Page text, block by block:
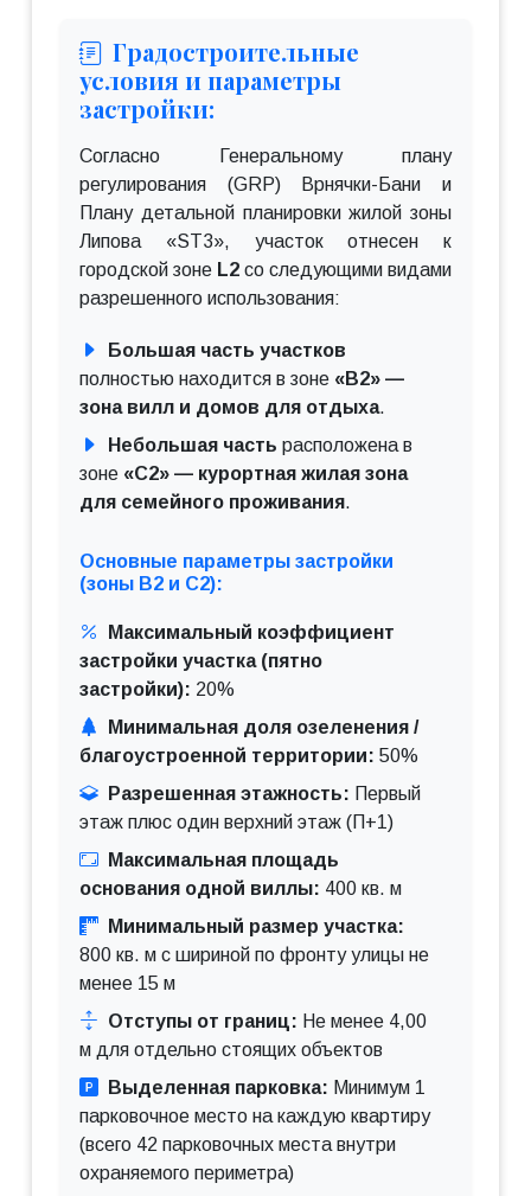
Градостроительные
условия и параметры
застройки:
Согласно Генеральному плану
регулирования (GRP) Врнячки-Бани и
Плану детальной планировки жилой зоны
Липова «ST3», участок отнесен к
городской зоне L2 со следующими видами
разрешенного использования:
Большая часть участков
полностью находится в зоне «B2» —
зона вилл и домов для отдыха.
Небольшая часть расположена в
зоне «C2» — курортная жилая зона
для семейного проживания.
Основные параметры застройки
(зоны B2 и C2):
Максимальный коэффициент
застройки участка (пятно
застройки): 20%
Минимальная доля озеленения /
благоустроенной территории: 50%
Разрешенная этажность: Первый
этаж плюс один верхний этаж (П+1)
Максимальная площадь
основания одной виллы: 400 кв. м
Минимальный размер участка:
800 кв. м с шириной по фронту улицы не
менее 15 м
Отступы от границ: Не менее 4,00
м для отдельно стоящих объектов
Выделенная парковка: Минимум 1
парковочное место на каждую квартиру
(всего 42 парковочных места внутри
охраняемого периметра)